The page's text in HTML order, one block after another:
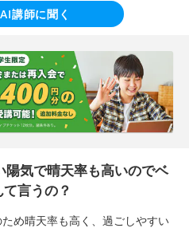
AI講師に聞く
気で晴天率も高いのでベ
言うの？
め晴天率も高く、過ごしやすい